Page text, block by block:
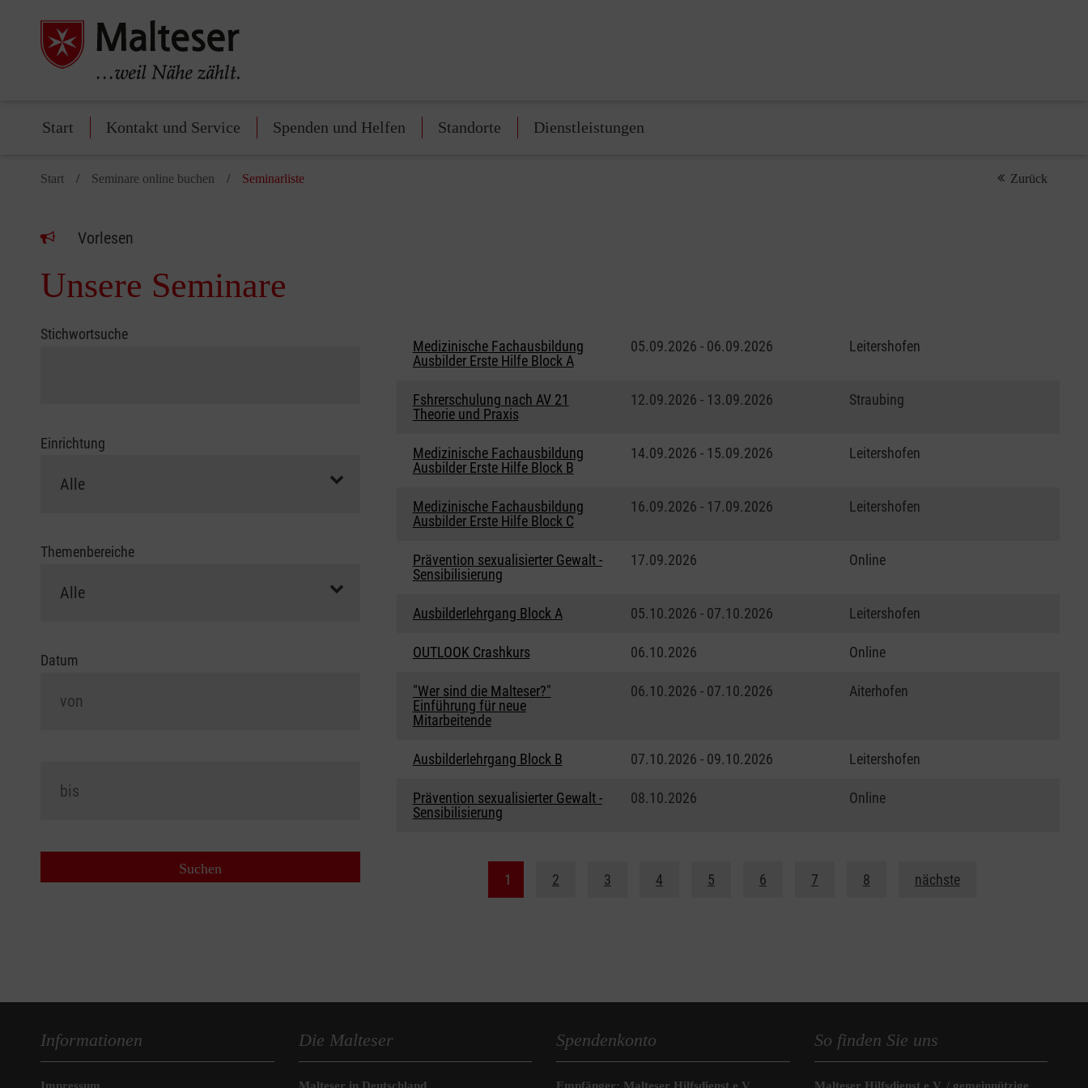
Start Kontakt und Service Spenden und Helfen Standorte Dienstleistungen
Start Seminare online buchen Seminarliste Zurück
Vorlesen
Unsere Seminare
Stichwortsuche
Einrichtung
Themenbereiche
Datum
Medizinische Fachausbildung
Ausbilder Erste Hilfe Block A
05.09.2026 - 06.09.2026 Leitershofen
Fshrerschulung nach AV 21
Theorie und Praxis
12.09.2026 - 13.09.2026 Straubing
Medizinische Fachausbildung
Ausbilder Erste Hilfe Block B
14.09.2026 - 15.09.2026 Leitershofen
Medizinische Fachausbildung
Ausbilder Erste Hilfe Block C
16.09.2026 - 17.09.2026 Leitershofen
Prävention sexualisierter Gewalt -
Sensibilisierung
17.09.2026 Online
Ausbilderlehrgang Block A 05.10.2026 - 07.10.2026 Leitershofen
OUTLOOK Crashkurs 06.10.2026 Online
"Wer sind die Malteser?"
Einführung für neue
Mitarbeitende
06.10.2026 - 07.10.2026 Aiterhofen
Ausbilderlehrgang Block B 07.10.2026 - 09.10.2026 Leitershofen
Prävention sexualisierter Gewalt -
Sensibilisierung
08.10.2026 Online
1 2 3 4 5 6 7 8 nächste
Informationen Die Malteser Spendenkonto So finden Sie uns